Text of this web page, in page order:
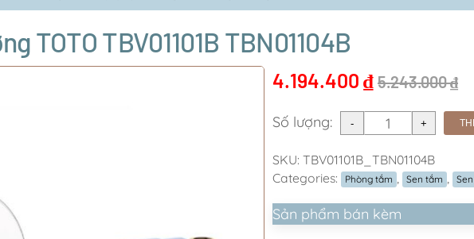
TOTO TBV01101B TBN01104B
4.194.400 ₫ 5.243.000₫
Số lượng:
SKU: TBV01101B_TBN01104B
Categories:
Phòng tắm , Sen tắm ,
Sản phẩm bán kèm